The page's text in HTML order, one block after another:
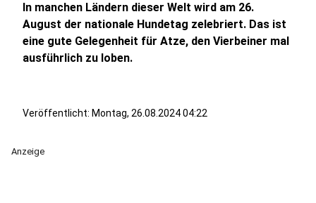
In manchen Ländern dieser Welt wird am 26.
August der nationale Hundetag zelebriert. Das ist
eine gute Gelegenheit für Atze, den Vierbeiner mal
ausführlich zu loben.
Veröffentlicht: Montag, 26.08.2024 04:22
Anzeige